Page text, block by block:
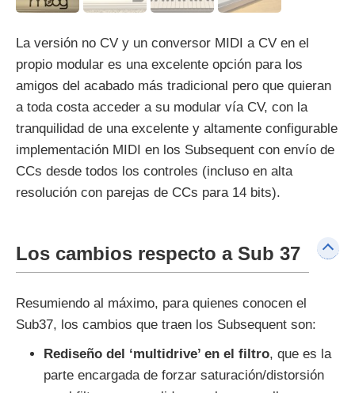
La versión no CV y un conversor MIDI a CV en el
propio modular es una excelente opción para los
amigos del acabado más tradicional pero que quieran
a toda costa acceder a su modular vía CV, con la
tranquilidad de una excelente y altamente configurable
implementación MIDI en los Subsequent con envío de
CCs desde todos los controles (incluso en alta
resolución con parejas de CCs para 14 bits).
Los cambios respecto a Sub 37
Resumiendo al máximo, para quienes conocen el
Sub37, los cambios que traen los Subsequent son:
Rediseño del ‘multidrive’ en el filtro, que es la
parte encargada de forzar saturación/distorsión